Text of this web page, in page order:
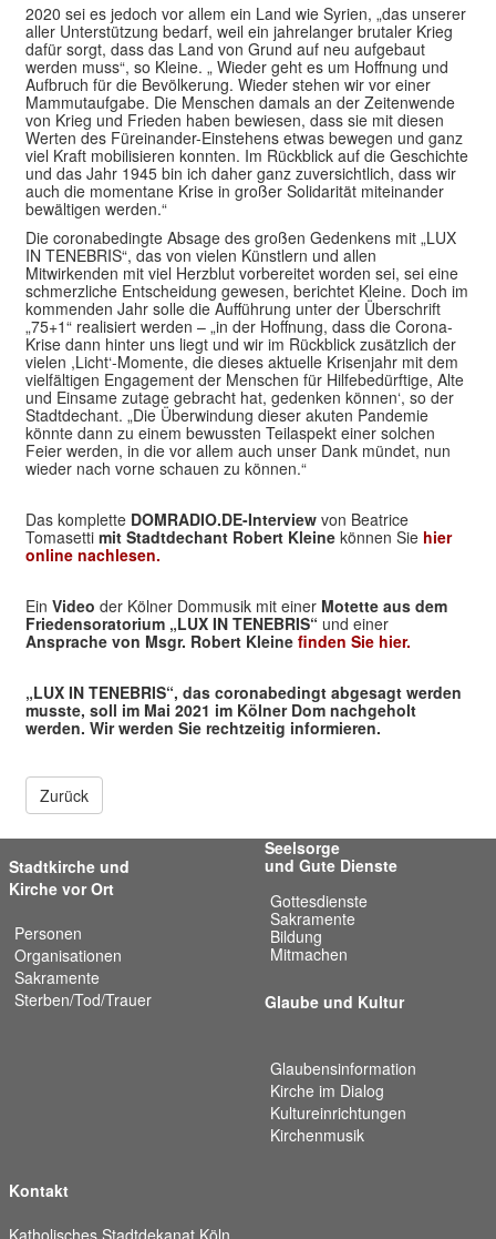
2020 sei es jedoch vor allem ein Land wie Syrien, „das unserer
aller Unterstützung bedarf, weil ein jahrelanger brutaler Krieg
dafür sorgt, dass das Land von Grund auf neu aufgebaut
werden muss“, so Kleine. „ Wieder geht es um Hoffnung und
Aufbruch für die Bevölkerung. Wieder stehen wir vor einer
Mammutaufgabe. Die Menschen damals an der Zeitenwende
von Krieg und Frieden haben bewiesen, dass sie mit diesen
Werten des Füreinander-Einstehens etwas bewegen und ganz
viel Kraft mobilisieren konnten. Im Rückblick auf die Geschichte
und das Jahr 1945 bin ich daher ganz zuversichtlich, dass wir
auch die momentane Krise in großer Solidarität miteinander
bewältigen werden.“
Die coronabedingte Absage des großen Gedenkens mit „LUX
IN TENEBRIS“, das von vielen Künstlern und allen
Mitwirkenden mit viel Herzblut vorbereitet worden sei, sei eine
schmerzliche Entscheidung gewesen, berichtet Kleine. Doch im
kommenden Jahr solle die Aufführung unter der Überschrift
„75+1“ realisiert werden – „in der Hoffnung, dass die Corona-
Krise dann hinter uns liegt und wir im Rückblick zusätzlich der
vielen ,Licht‘-Momente, die dieses aktuelle Krisenjahr mit dem
vielfältigen Engagement der Menschen für Hilfebedürftige, Alte
und Einsame zutage gebracht hat, gedenken können‘, so der
Stadtdechant. „Die Überwindung dieser akuten Pandemie
könnte dann zu einem bewussten Teilaspekt einer solchen
Feier werden, in die vor allem auch unser Dank mündet, nun
wieder nach vorne schauen zu können.“
Das komplette DOMRADIO.DE-Interview von Beatrice
Tomasetti mit Stadtdechant Robert Kleine können Sie hier
online nachlesen.
Ein Video der Kölner Dommusik mit einer Motette aus dem
Friedensoratorium „LUX IN TENEBRIS“ und einer
Ansprache von Msgr. Robert Kleine finden Sie hier.
„LUX IN TENEBRIS“, das coronabedingt abgesagt werden
musste, soll im Mai 2021 im Kölner Dom nachgeholt
werden. Wir werden Sie rechtzeitig informieren.
Zurück
Stadtkirche und
Kirche vor Ort
Personen
Organisationen
Sakramente
Sterben/Tod/Trauer
Seelsorge
und Gute Dienste
Gottesdienste
Sakramente
Bildung
Mitmachen
Glaube und Kultur
Glaubensinformation
Kirche im Dialog
Kultureinrichtungen
Kirchenmusik
Kontakt
Katholisches Stadtdekanat Köln